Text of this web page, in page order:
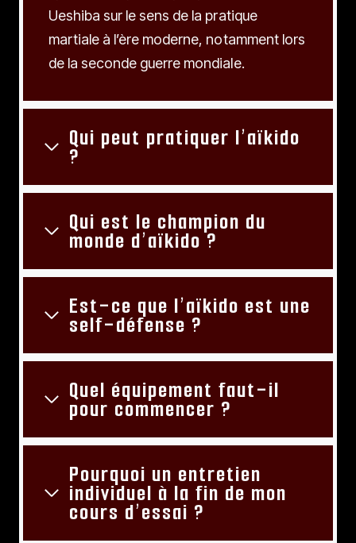
Ueshiba sur le sens de la pratique
martiale à l’ère moderne, notamment lors
de la seconde guerre mondiale.
Qui peut pratiquer l’aïkido
?
Qui est le champion du
monde d’aïkido ?
Est-ce que l’aïkido est une
self-défense ?
Quel équipement faut-il
pour commencer ?
Pourquoi un entretien
individuel à la fin de mon
cours d’essai ?